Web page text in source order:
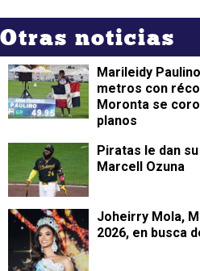
Otras noticias
Marileidy
metros con
Moronta se
planos
Piratas le dan
Marcell Ozuna
Joheirry Mola,
2026, en busca